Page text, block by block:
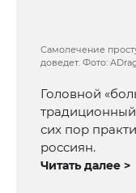
Самолечение
доведет. Фото:
Головной
сих пор
россиян.
Читать далее >